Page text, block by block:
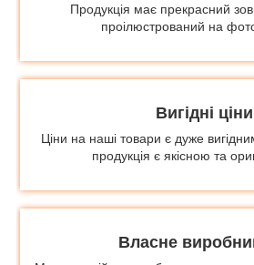
Продукція має прекрасний
проілюстрований на
Вигідні ціни
Ціни на наші товари є дуже
продукція є якісною та
Власне